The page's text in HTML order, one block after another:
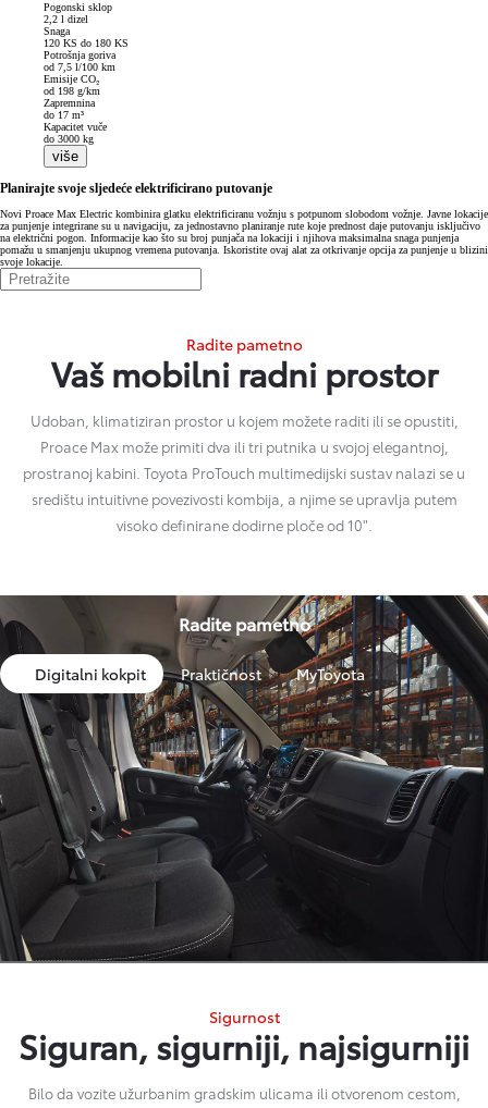
Pogonski sklop
2,2 l dizel
Snaga
120 KS do 180 KS
Potrošnja goriva
od 7,5 l/100 km
Emisije CO₂
od 198 g/km
Zapremnina
do 17 m³
Kapacitet vuče
do 3000 kg
više
Planirajte svoje sljedeće elektrificirano putovanje
Novi Proace Max Electric kombinira glatku elektrificiranu vožnju s potpunom slobodom vožnje. Javne lokacije
za punjenje integrirane su u navigaciju, za jednostavno planiranje rute koje prednost daje putovanju isključivo
na električni pogon. Informacije kao što su broj punjača na lokaciji i njihova maksimalna snaga punjenja
pomažu u smanjenju ukupnog vremena putovanja. Iskoristite ovaj alat za otkrivanje opcija za punjenje u blizini
svoje lokacije.
Radite pametno
Vaš mobilni radni prostor
Udoban, klimatiziran prostor u kojem možete raditi ili se opustiti,
Proace Max može primiti dva ili tri putnika u svojoj elegantnoj,
prostranoj kabini. Toyota ProTouch multimedijski sustav nalazi se u
središtu intuitivne povezivosti kombija, a njime se upravlja putem
visoko definirane dodirne ploče od 10".
Radite pametno
Digitalni kokpit Praktičnost MyToyota
Sigurnost
Siguran, sigurniji, najsigurniji
Bilo da vozite užurbanim gradskim ulicama ili otvorenom cestom,